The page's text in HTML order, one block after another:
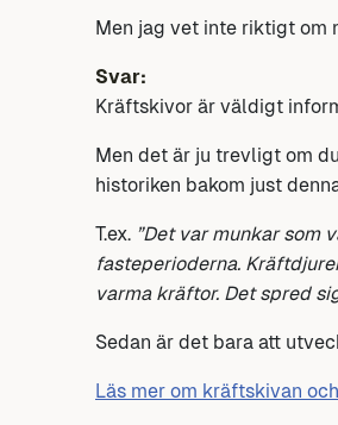
Men jag vet inte riktigt om
Svar:
Kräftskivor är väldigt
Men det är ju trevligt om
historiken bakom just
T.ex. ”Det var munkar som
fasteperioderna.
varma kräftor. Det spred
Sedan är det bara att
Läs mer om kräftskivan